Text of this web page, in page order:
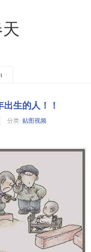
生的人！！
分类: 贴图视频